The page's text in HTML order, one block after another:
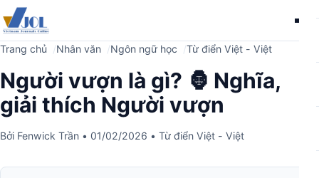
Trang chủ Nhân văn Ngôn ngữ học Từ điển Việt - Việt
Người vượn là gì? 🦍 Nghĩa,
giải thích Người vượn
Bởi Fenwick Trần • 01/02/2026 • Từ điển Việt - Việt